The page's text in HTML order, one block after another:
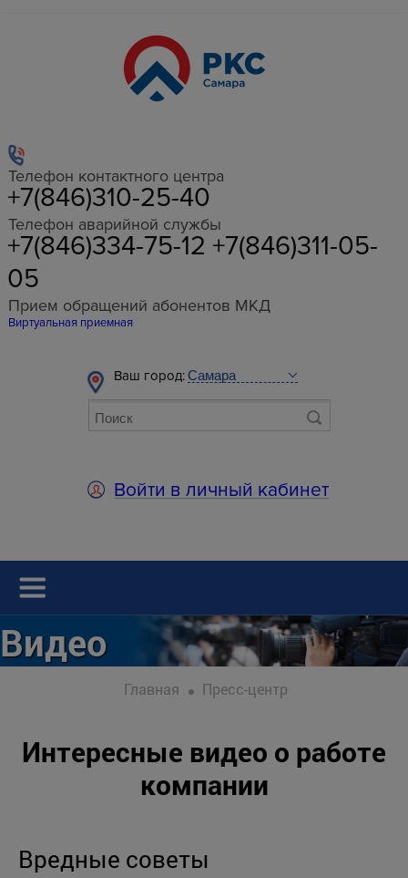
Телефон контактного центра
+7(846)310-25-40
Телефон аварийной службы
+7(846)334-75-12 +7(846)311-05-
05
Прием обращений абонентов МКД
Виртуальная приемная
Ваш город:
Войти в личный кабинет
Видео
Главная Пресс-центр
Интересные видео о работе
компании
Вредные советы